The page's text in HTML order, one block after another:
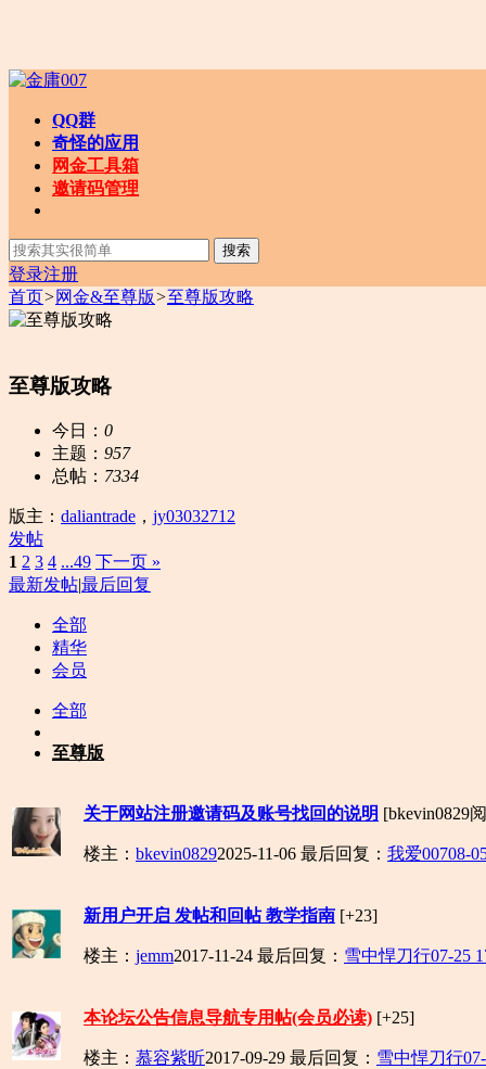
QQ群
奇怪的应用
网金工具箱
邀请码管理
搜索
登录注册
首页>网金&至尊版>至尊版攻略
至尊版攻略
今日： 0
主题： 957
总帖： 7334
版主： daliantrade ， jy03032712
发帖
1 2 3 4 ...49 下一页 »
最新发帖|最后回复
全部
精华
会员
全部
至尊版
关于网站注册邀请码及账号找回的说明 [bkevin0829
楼主： bkevin08292025-11-06 最后回复： 我爱00708-
新用户开启 发帖和回帖 教学指南 [+23]
楼主： jemm2017-11-24 最后回复： 雪中悍刀行07-25
本论坛公告信息导航专用帖(会员必读) [+25]
楼主： 慕容紫昕2017-09-29 最后回复： 雪中悍刀行